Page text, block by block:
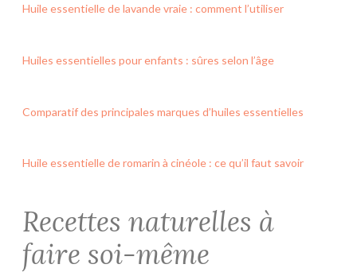
Huile essentielle de lavande vraie : comment l’utiliser
Huiles essentielles pour enfants : sûres selon l’âge
Comparatif des principales marques d’huiles essentielles
Huile essentielle de romarin à cinéole : ce qu’il faut savoir
Recettes naturelles à
faire soi-même